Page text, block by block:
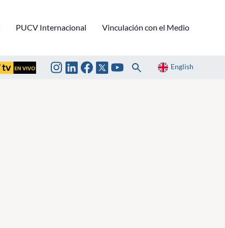
PUCV Internacional Vinculación con el Medio
English